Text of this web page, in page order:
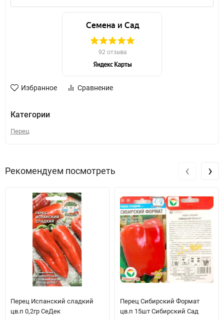
Избранное Сравнение
Категории
Перец
Рекомендуем посмотреть
Перец Испанский сладкий
цв.п 0,2гр СеДек
Перец Сибирский Формат
цв.п 15шт Сибирский Сад
‹ ›